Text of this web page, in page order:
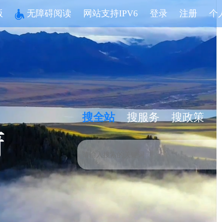
无障碍阅读 网站支持IPV6 登录 注册 个
搜全站 搜服务 搜政策